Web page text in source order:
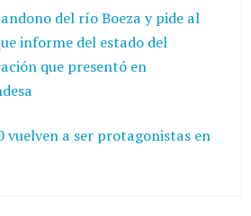
del río Boeza y pide al
informe del estado del
que presentó en
vuelven a ser protagonistas en